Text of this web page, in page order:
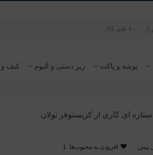
پوشه و پاکت زیر دستی و آلبوم کیف و
ای کاری از کریستوفر نولان
افزودن به محبوب‌ها 1